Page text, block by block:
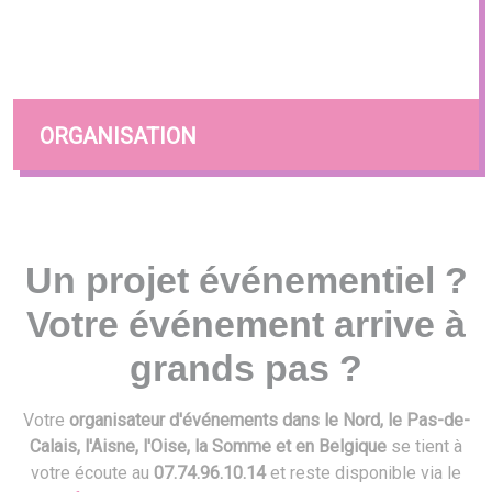
ORGANISATION
Un projet événementiel ?
Votre événement arrive à
grands pas ?
Votre organisateur d'événements dans le Nord, le Pas-de-
Calais, l'Aisne, l'Oise, la Somme et en Belgique se tient à
votre écoute au 07.74.96.10.14et reste disponible via le